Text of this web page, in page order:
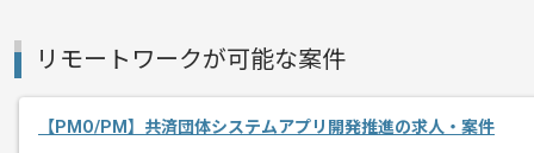
リモートワークが可能な案件
【PMO/PM】共済団体システムアプリ開発推進の求人・案件